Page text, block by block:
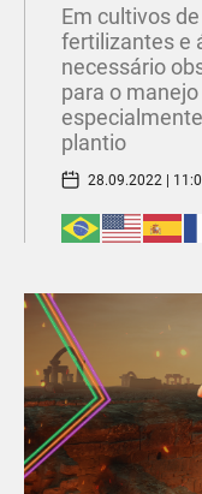
Em cultivos
fertilizantes e
necessário
para o
plantio
28.09.2022 |